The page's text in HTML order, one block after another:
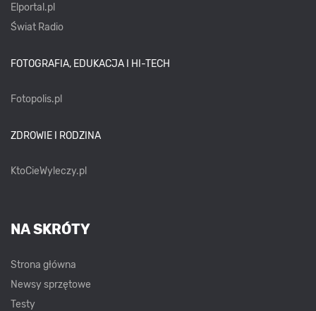
Elportal.pl
Świat Radio
FOTOGRAFIA, EDUKACJA I HI-TECH
Fotopolis.pl
ZDROWIE I RODZINA
KtoCieWyleczy.pl
NA SKRÓTY
Strona główna
Newsy sprzętowe
Testy